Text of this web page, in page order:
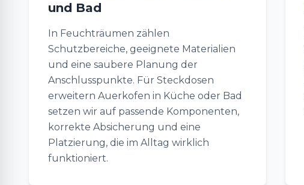
und Bad
In Feuchträumen zählen
Schutzbereiche, geeignete Materialien
und eine saubere Planung der
Anschlusspunkte. Für Steckdosen
erweitern Auerkofen in Küche oder Bad
setzen wir auf passende Komponenten,
korrekte Absicherung und eine
Platzierung, die im Alltag wirklich
funktioniert.